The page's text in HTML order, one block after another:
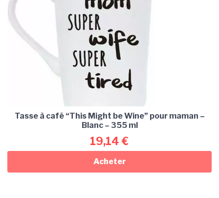
Tasse à café “This Might be Wine” pour maman –
Blanc – 355 ml
19,14 €
Acheter